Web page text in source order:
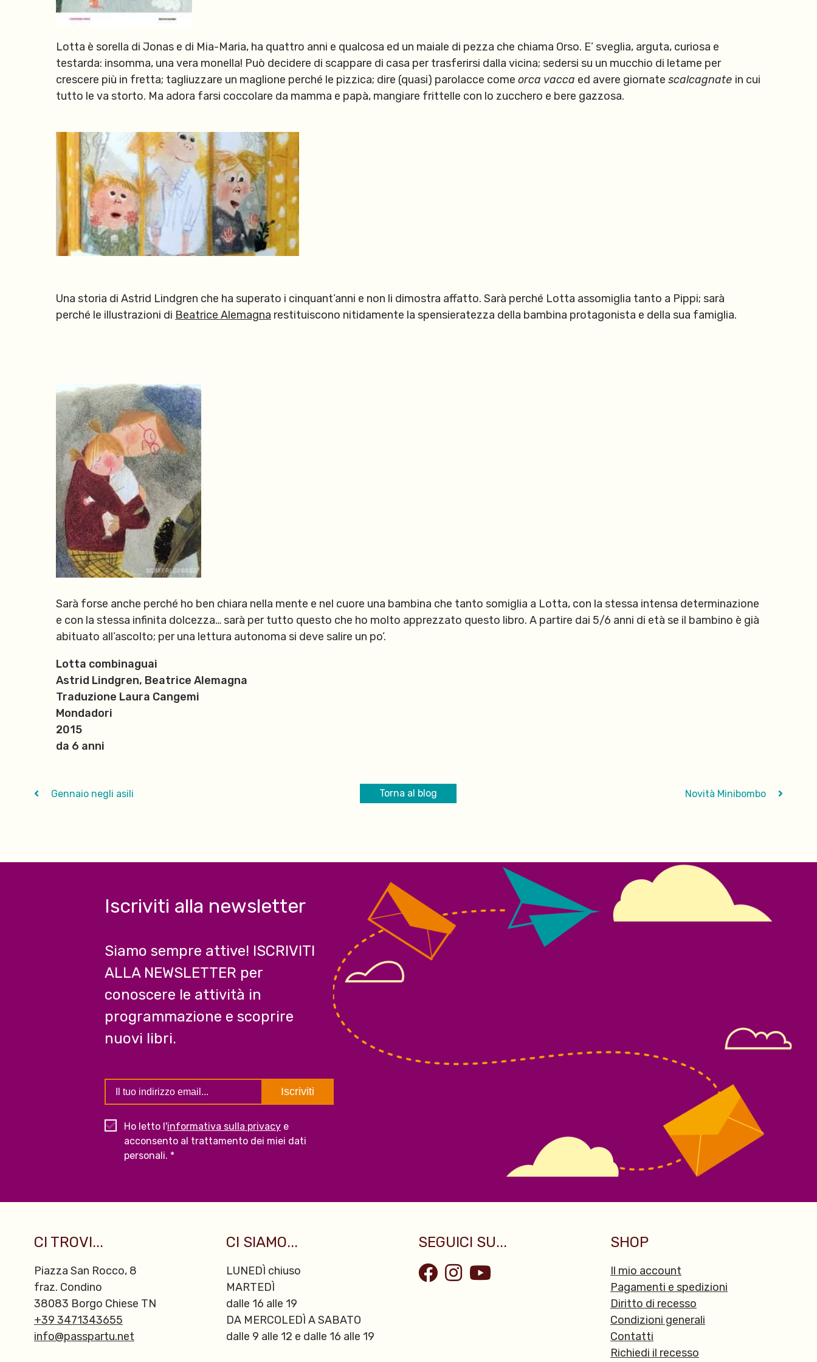
Lotta è sorella di Jonas e di Mia-Maria, ha quattro anni e qualcosa ed un maiale di pezza che chiama Orso. E’ sveglia, arguta, curiosa e
testarda: insomma, una vera monella! Può decidere di scappare di casa per trasferirsi dalla vicina; sedersi su un mucchio di letame per
crescere più in fretta; tagliuzzare un maglione perché le pizzica; dire (quasi) parolacce come orca vacca ed avere giornate scalcagnate in cui
tutto le va storto. Ma adora farsi coccolare da mamma e papà, mangiare frittelle con lo zucchero e bere gazzosa.
Una storia di Astrid Lindgren che ha superato i cinquant’anni e non li dimostra affatto. Sarà perché Lotta assomiglia tanto a Pippi; sarà
perché le illustrazioni di Beatrice Alemagna restituiscono nitidamente la spensieratezza della bambina protagonista e della sua famiglia.
Sarà forse anche perché ho ben chiara nella mente e nel cuore una bambina che tanto somiglia a Lotta, con la stessa intensa determinazione
e con la stessa infinita dolcezza… sarà per tutto questo che ho molto apprezzato questo libro. A partire dai 5/6 anni di età se il bambino è già
abituato all’ascolto; per una lettura autonoma si deve salire un po’.
Lotta combinaguai
Astrid Lindgren, Beatrice Alemagna
Traduzione Laura Cangemi
Mondadori
2015
da 6 anni
Gennaio negli asili Torna al blog Novità Minibombo
Iscriviti alla newsletter
Siamo sempre attive! ISCRIVITI
ALLA NEWSLETTER per
conoscere le attività in
programmazione e scoprire
nuovi libri.
Ho letto l'informativa sulla privacy e
acconsento al trattamento dei miei dati
personali. *
CI TROVI...
Piazza San Rocco, 8
fraz. Condino
38083 Borgo Chiese TN
+39 3471343655
info@passpartu.net
CI SIAMO...
LUNEDÌ chiuso
MARTEDÌ
dalle 16 alle 19
DA MERCOLEDÌ A SABATO
dalle 9 alle 12 e dalle 16 alle 19
SEGUICI SU... SHOP
Il mio account
Pagamenti e spedizioni
Diritto di recesso
Condizioni generali
Contatti
Richiedi il recesso